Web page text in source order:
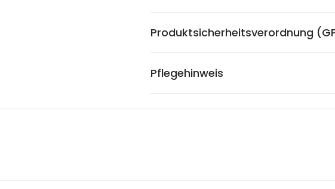
Produktsicherheitsverordnung
Pflegehinweis